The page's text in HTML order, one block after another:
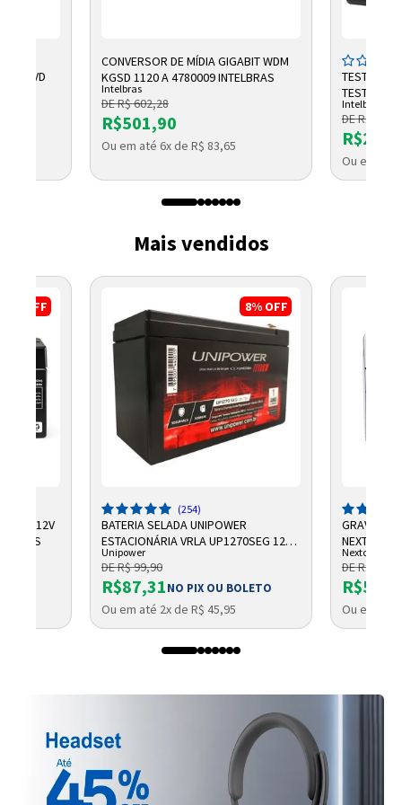
NVD
CONVERSOR DE MÍDIA GIGABIT WDM
KGSD 1120 A 4780009 INTELBRAS
Intelbras
DE R$ 602,28
R$501,90
Ou em até 6x de R$ 83,65
TESTADOR
TESTER
Intelbras
DE R$
Ou em até
Mais vendidos
OFF
12V
8% OFF
(254)
BATERIA SELADA UNIPOWER
ESTACIONÁRIA VRLA UP1270SEG 12V
7AH F187
Unipower
DE R$ 99,90
R$87,31NO PIX OU BOLETO
Ou em até 2x de R$ 45,95
NEXTTECH
Nextcall
DE R$
Ou em até